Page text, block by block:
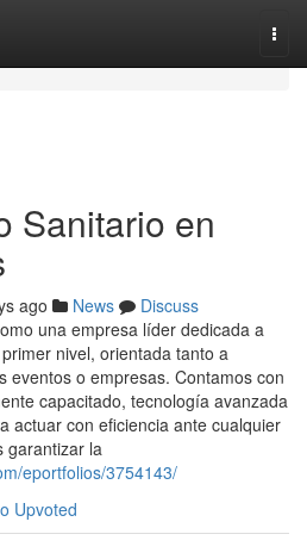
Sanitario en
ago News
Discuss
una empresa líder dedicada a
nivel, orientada tanto a
eventos o empresas. Contamos con
capacitado, tecnología avanzada
actuar con eficiencia ante cualquier
garantizar la
eportfolios/3754143/
Upvoted